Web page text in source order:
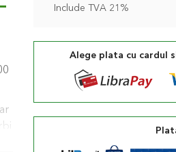
Include TVA 21%
Alege plata cu cardul